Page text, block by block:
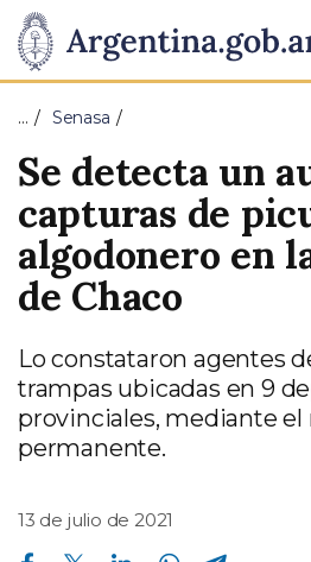
Presidencia
de
la
Nación
Pasar al contenido principal
… Senasa
Se detecta un
capturas de
algodonero en
de Chaco
Lo constataron agentes
trampas ubicadas en 9
provinciales, mediante
permanente.
13 de julio de 2021
Compartir en Facebook Compartir en Twitter Compartir en Linkedin Compartir en Whatsapp